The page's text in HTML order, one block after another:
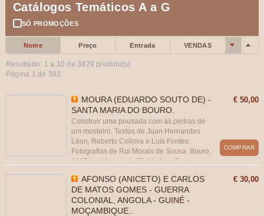
Catálogos Temáticos A a G
SÓ PROMOÇÕES
Nome Preço Entrada VENDAS
Resultado: 1 a 10 de 3829 produto(s)
Página 1 de 383
MOURA (EDUARDO SOUTO DE) -
SANTA MARIA DO BOURO.
Construir uma pousada com as pedras de
um mosteiro. Textos de Juan Hernandes
Léon, Roberto Collova e Luís Fontes.
Fotografias de Rui Morais de Sousa. Bouro,
1997-in oblongo de 79-IV págs. Broch.
assinatura de posse.
€ 50,00
COMPRAR
AFONSO (ANICETO) E CARLOS
DE MATOS GOMES - GUERRA
COLONIAL, ANGOLA - GUINÉ -
MOÇAMBIQUE..
€ 30,00